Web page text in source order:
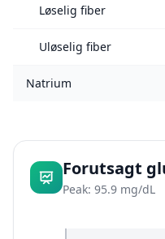
Løselig fiber
Uløselig fiber
Natrium
Forutsagt
Peak: 95.9 mg/dL